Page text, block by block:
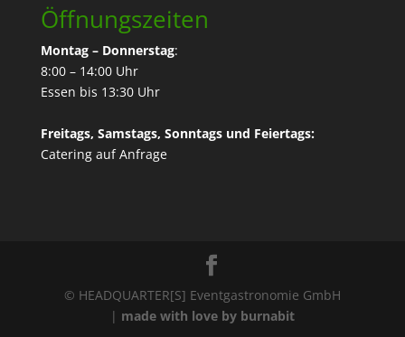
Öffnungszeiten
Montag – Donnerstag:
8:00 – 14:00 Uhr
Essen bis 13:30 Uhr
Freitags, Samstags, Sonntags und Feiertags:
Catering auf Anfrage
© HEADQUARTER[S] Eventgastronomie GmbH
| made with love by burnabit